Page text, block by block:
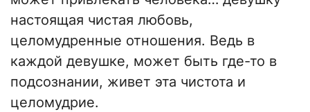
настоящая чистая любовь,
целомудренные отношения. Ведь в
каждой девушке, может быть где-то в
подсознании, живет эта чистота и
целомудрие.